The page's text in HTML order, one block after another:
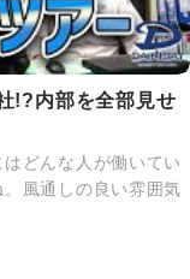
!?内部を全部見せ
どんな人が働いてい
風通しの良い雰囲気